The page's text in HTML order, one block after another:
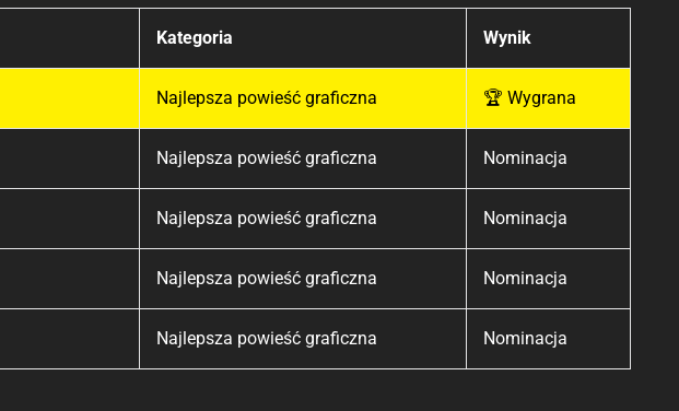
Kategoria Wynik
Najlepsza powieść graficzna 🏆 Wygrana
Najlepsza powieść graficzna Nominacja
Najlepsza powieść graficzna Nominacja
Najlepsza powieść graficzna Nominacja
Najlepsza powieść graficzna Nominacja